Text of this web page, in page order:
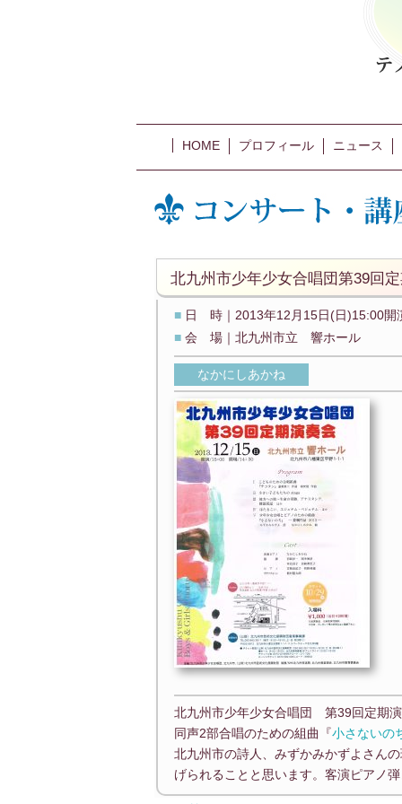
HOME プロフィール ニュース
北九州市少年少女合唱団第39回
■ 日 時｜2013年12月15日(日)15:00開
■ 会 場｜北九州市立 響ホール
なかにしあかね
北九州市少年少女合唱団 第39回定期
同声2部合唱のための組曲『小さないの
北九州市の詩人、みずかみかずよさん
げられることと思います。客演ピアノ